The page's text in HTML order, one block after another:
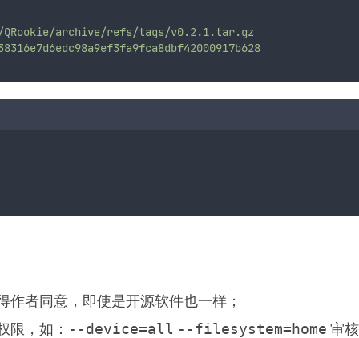
archive/refs/tags/v0.2.1.tar.gz
者同意，即使是开源软件也一样；
限，如： --device=all --filesystem=home 审